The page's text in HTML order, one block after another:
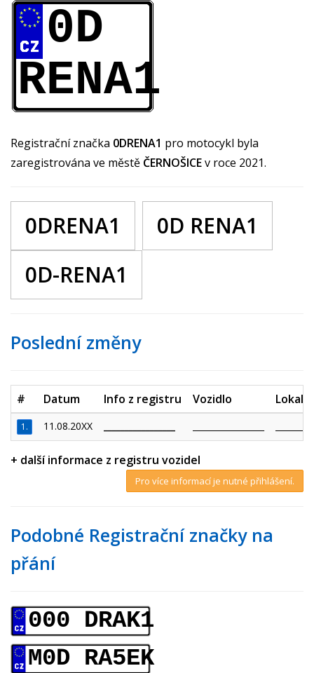
0D
RENA1
Registrační značka 0DRENA1 pro motocykl byla
zaregistrována ve městě ČERNOŠICEv roce 2021.
0DRENA1
0D RENA1
0D-RENA1
Poslední změny
# Datum Info z registru Vozidlo
1. 11.08.20XX
+ další informace z registru vozidel
Pro více informací je nutné přihlášení.
Podobné Registrační značky na
přání
000 DRAK1
M0D RA5EK